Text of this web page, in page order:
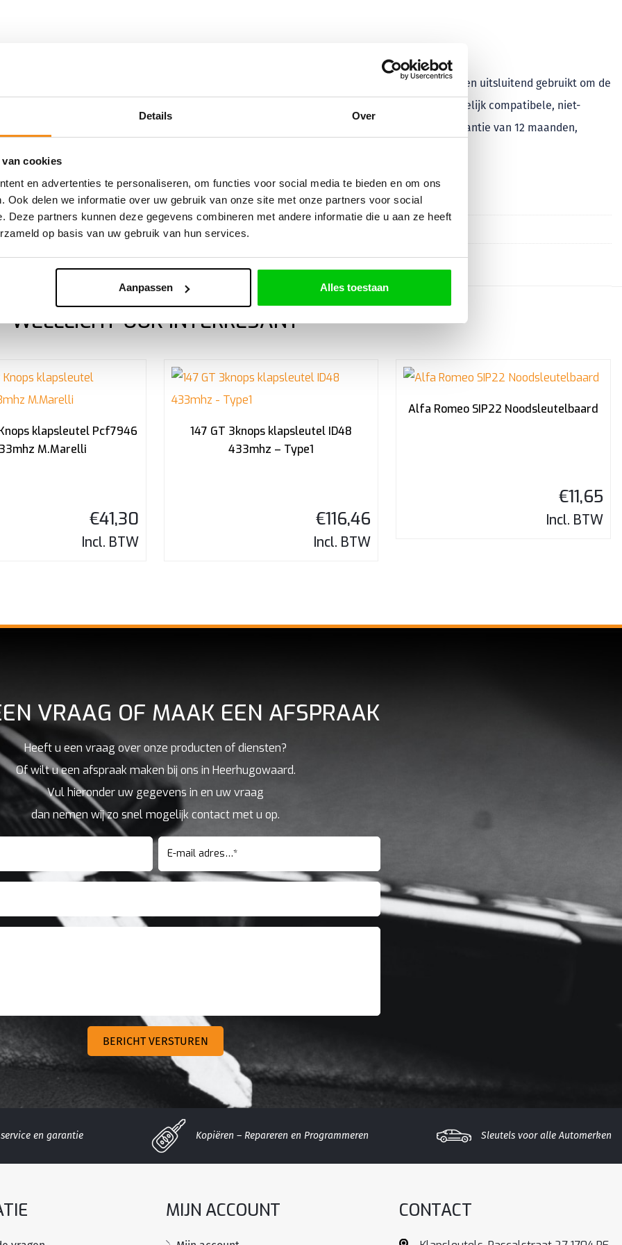
Details Over
cookies
en advertenties te personaliseren, om functies voor social media te bieden en om ons
Ook delen we informatie over uw gebruik van onze site met onze partners voor social
Deze partners kunnen deze gegevens combineren met andere informatie die u aan ze heeft
op basis van uw gebruik van hun services.
Aanpassen Alles toestaan
genoemd, waaronder Dacia, zijn eigendom van hun respectieve rechthebbenden en worden uitsluitend gebruikt om de
is niet gelieerd aan, erkend door of officieel partner van deze merken. Wij leveren voornamelijk compatibele, niet-
onze partnerleveranciers worden verzorgd. Op al onze producten geldt een minimale garantie van 12 maanden,
WELLLICHT OOK INTERRESANT
klapsleutel Pcf7946
M.Marelli
€41,30
Incl. BTW
147 GT 3knops klapsleutel ID48
433mhz – Type1
€116,46
Incl. BTW
Alfa Romeo SIP22 Noodsleutelbaard
€11,65
Incl. BTW
VRAAG OF MAAK EEN AFSPRAAK
Heeft u een vraag over onze producten of diensten?
Of wilt u een afspraak maken bij ons in Heerhugowaard.
Vul hieronder uw gegevens in en uw vraag
dan nemen wij zo snel mogelijk contact met u op.
en garantie Kopiëren – Repareren en Programmeren Sleutels voor alle Automerken
MIJN ACCOUNT CONTACT